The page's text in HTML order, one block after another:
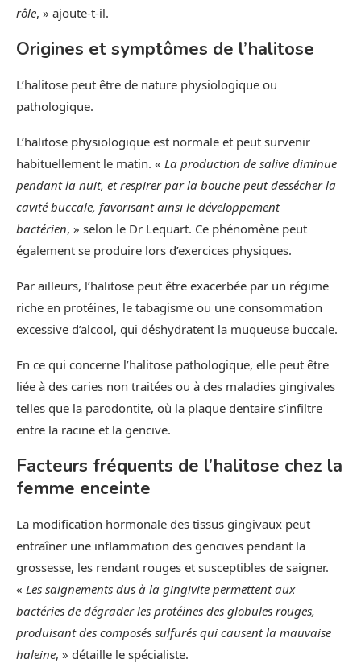
rôle, » ajoute-t-il.
Origines et symptômes de l’halitose
L’halitose peut être de nature physiologique ou
pathologique.
L’halitose physiologique est normale et peut survenir
habituellement le matin. « La production de salive diminue
pendant la nuit, et respirer par la bouche peut dessécher la
cavité buccale, favorisant ainsi le développement
bactérien, » selon le Dr Lequart. Ce phénomène peut
également se produire lors d’exercices physiques.
Par ailleurs, l’halitose peut être exacerbée par un régime
riche en protéines, le tabagisme ou une consommation
excessive d’alcool, qui déshydratent la muqueuse buccale.
En ce qui concerne l’halitose pathologique, elle peut être
liée à des caries non traitées ou à des maladies gingivales
telles que la parodontite, où la plaque dentaire s’infiltre
entre la racine et la gencive.
Facteurs fréquents de l’halitose chez la
femme enceinte
La modification hormonale des tissus gingivaux peut
entraîner une inflammation des gencives pendant la
grossesse, les rendant rouges et susceptibles de saigner.
« Les saignements dus à la gingivite permettent aux
bactéries de dégrader les protéines des globules rouges,
produisant des composés sulfurés qui causent la mauvaise
haleine, » détaille le spécialiste.